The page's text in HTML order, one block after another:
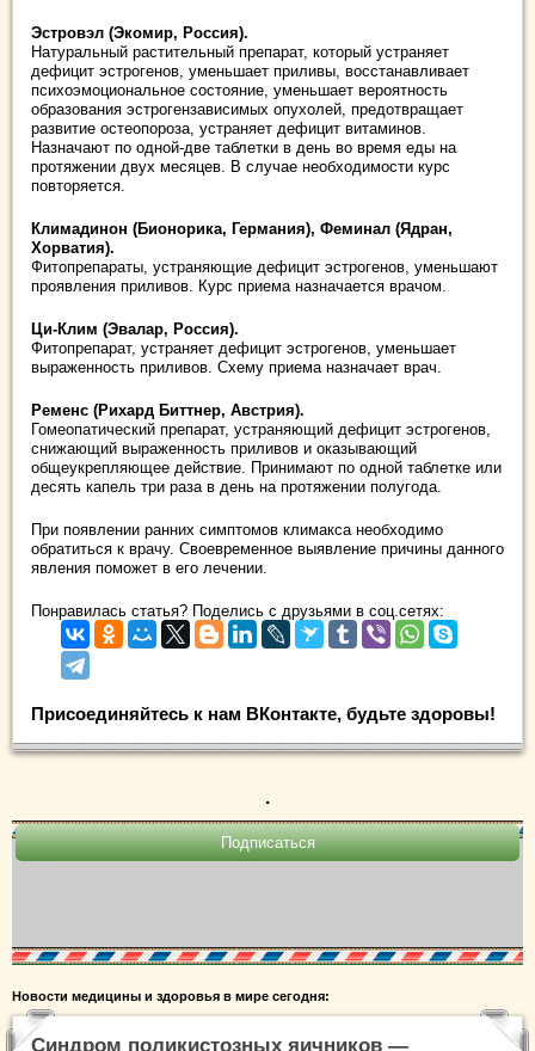
Эстровэл (Экомир, Россия).
Натуральный растительный препарат, который устраняет
дефицит эстрогенов, уменьшает приливы, восстанавливает
психоэмоциональное состояние, уменьшает вероятность
образования эстрогензависимых опухолей, предотвращает
развитие остеопороза, устраняет дефицит витаминов.
Назначают по одной-две таблетки в день во время еды на
протяжении двух месяцев. В случае необходимости курс
повторяется.
Климадинон (Бионорика, Германия), Феминал (Ядран,
Хорватия).
Фитопрепараты, устраняющие дефицит эстрогенов, уменьшают
проявления приливов. Курс приема назначается врачом.
Ци-Клим (Эвалар, Россия).
Фитопрепарат, устраняет дефицит эстрогенов, уменьшает
выраженность приливов. Схему приема назначает врач.
Ременс (Рихард Биттнер, Австрия).
Гомеопатический препарат, устраняющий дефицит эстрогенов,
снижающий выраженность приливов и оказывающий
общеукрепляющее действие. Принимают по одной таблетке или
десять капель три раза в день на протяжении полугода.
При появлении ранних симптомов климакса необходимо
обратиться к врачу. Своевременное выявление причины данного
явления поможет в его лечении.
Понравилась статья? Поделись с друзьями в соц.сетях:
Присоединяйтесь к нам ВКонтакте, будьте здоровы!
.
Новости медицины и здоровья в мире сегодня:
Синдром поликистозных яичников —